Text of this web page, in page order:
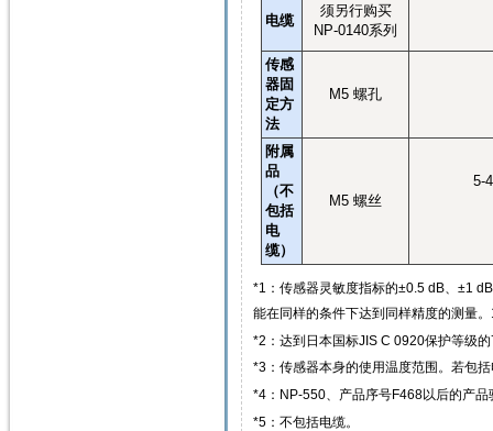
电缆
须另行购买
NP-0140系列
传感
器固
定方
法
M5螺孔
附属
品
（不
包括
电
缆）
M5螺丝
5-
*1 ：传感器灵敏度指标的±0.5 dB、 ±1 dB
能在同样的条件下达到同样精度的测量。
*2 ：达到日本国标JIS C 0920保护等级的
*3 ：传感器本身的使用温度范围。若包
*4 ： NP-550、产品序号F468以后的产
*5 ：不包括电缆。